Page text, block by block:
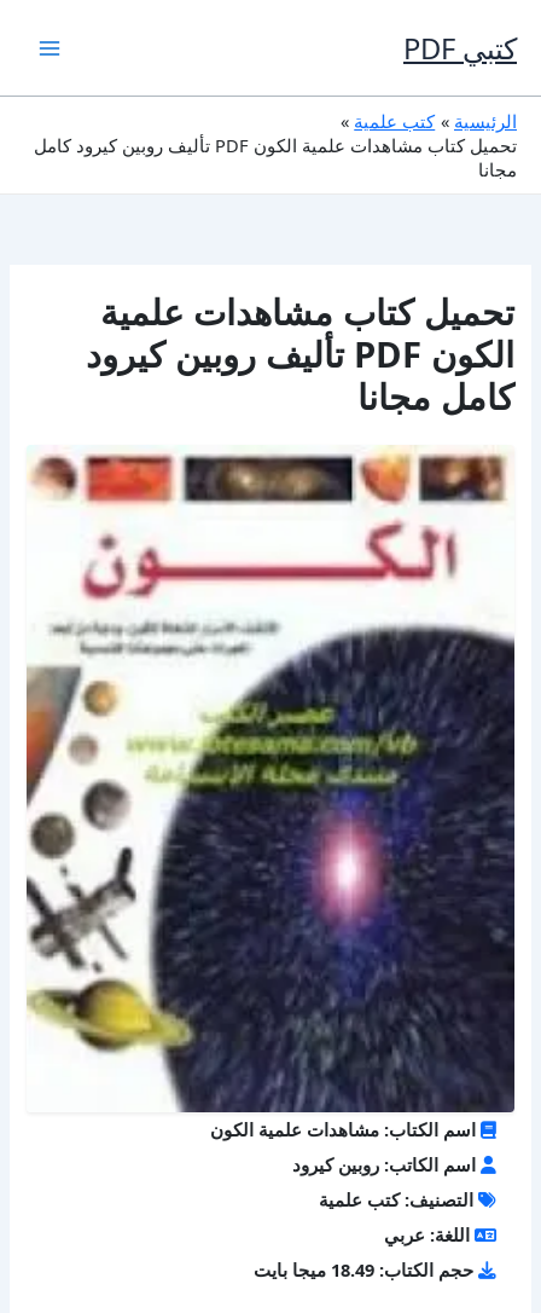
إلى
المحتوى
كتبي PDF
الرئيسية
كتب علمية
تحميل كتاب مشاهدات علمية الكون PDF تأليف روبين كيرود كامل
مجانا
تحميل كتاب مشاهدات علمية
الكون PDF تأليف روبين كيرود
كامل مجانا
اسم الكتاب: مشاهدات علمية الكون
اسم الكاتب: روبين كيرود
التصنيف: كتب علمية
اللغة: عربي
حجم الكتاب: 18.49 ميجا بايت